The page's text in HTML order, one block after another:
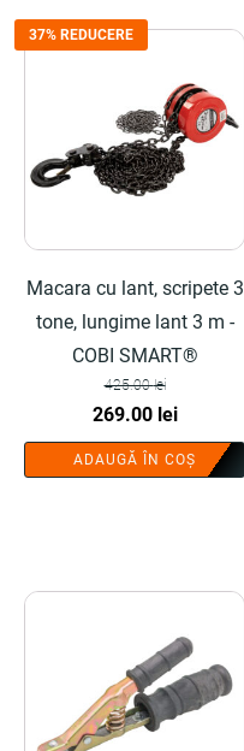
37% REDUCERE
Macara cu lant, scripete 3
tone, lungime lant 3 m -
COBI SMART®
425.00lei
Prețul
inițial
a
269.00 leiPrețul
curent
este:
ADAUGĂ ÎN COȘ